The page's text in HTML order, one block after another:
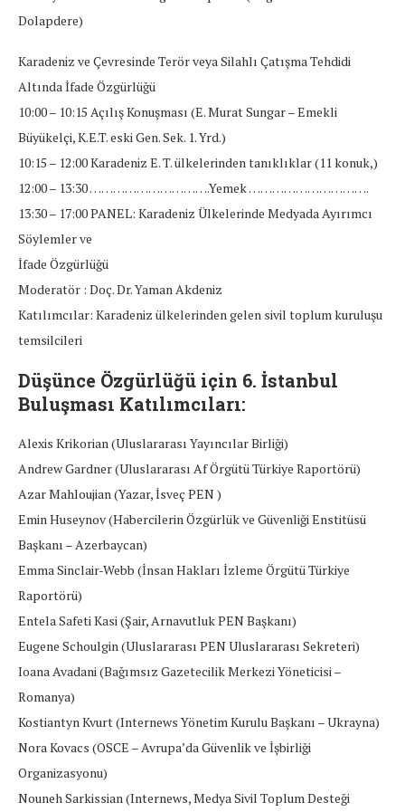
Dolapdere)
Karadeniz ve Çevresinde Terör veya Silahlı Çatışma Tehdidi
Altında İfade Özgürlüğü
10:00 – 10:15 Açılış Konuşması (E. Murat Sungar – Emekli
Büyükelçi, K.E.T. eski Gen. Sek. 1. Yrd.)
10:15 – 12:00 Karadeniz E. T. ülkelerinden tanıklıklar (11 konuk,)
12:00 – 13:30 ………………………….Yemek ………………………….
13:30 – 17:00 PANEL: Karadeniz Ülkelerinde Medyada Ayırımcı
Söylemler ve
İfade Özgürlüğü
Moderatör : Doç. Dr. Yaman Akdeniz
Katılımcılar: Karadeniz ülkelerinden gelen sivil toplum kuruluşu
temsilcileri
Düşünce Özgürlüğü için 6. İstanbul
Buluşması Katılımcıları:
Alexis Krikorian (Uluslararası Yayıncılar Birliği)
Andrew Gardner (Uluslararası Af Örgütü Türkiye Raportörü)
Azar Mahloujian (Yazar, İsveç PEN )
Emin Huseynov (Habercilerin Özgürlük ve Güvenliği Enstitüsü
Başkanı – Azerbaycan)
Emma Sinclair-Webb (İnsan Hakları İzleme Örgütü Türkiye
Raportörü)
Entela Safeti Kasi (Şair, Arnavutluk PEN Başkanı)
Eugene Schoulgin (Uluslararası PEN Uluslararası Sekreteri)
Ioana Avadani (Bağımsız Gazetecilik Merkezi Yöneticisi –
Romanya)
Kostiantyn Kvurt (Internews Yönetim Kurulu Başkanı – Ukrayna)
Nora Kovacs (OSCE – Avrupa’da Güvenlik ve İşbirliği
Organizasyonu)
Nouneh Sarkissian (Internews, Medya Sivil Toplum Desteği